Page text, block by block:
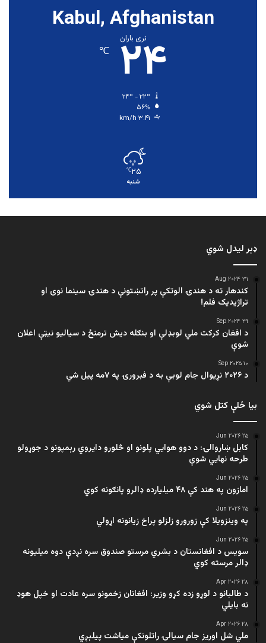
Kabul, Afghanistan
نری باران
۲۴ ℃
۵۶%
۳.۴۱ km/h
۲۵℃
شنبه
ډېر لیدل شوي
۳۱ Aug ۲۰۲۴
کندهار ته د هندۍ الوتکې پر راتښتونې د هندۍ سینما نوی او
تراژيديک فلم!
۲۹ Sep ۲۰۲۴
د افغان کرکت ملي لوبډلې او بنګله دیش ترمنځ د سیالیو نیټې اعلان
شوې
۱۰ Sep ۲۰۲۵
د ۲۰۲۶ نړیوال جام لوبې به د فبرورۍ په ۷مه پیل شي
بیا ځلې کتل شوي
۲۵ Jun ۲۰۲۶
کابل ښاروالۍ: د دوو هوايي پلونو او څلورو دایروي رېمپونو د جوړولو
طرحه نهایي شوې
۲۵ Jun ۲۰۲۶
امازون په هند کې ۴۸ میلیارده ډالرو پانګونه کوي
۲۵ Jun ۲۰۲۶
په وینزویلا کې زورورو زلزلو پراخ زیانونه اړولي
۲۵ Jun ۲۰۲۶
سویس د افغانستان د بشري مرستو صندوق سره نږدې دوه میلیونه
ډالر مرسته کوي
۲۸ Apr ۲۰۲۶
د طالبانو د لوړو زده کړو وزیر: افغانان زخمونو سره عادت او خپل هوډ
نه بایلي
۲۸ Apr ۲۰۲۶
ملي شل اوریز جام سیالۍ راتلونکې میاشت پیلېږي